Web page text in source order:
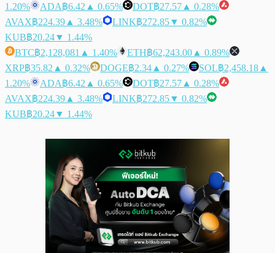
1.20%
ADA฿6.42 ▲ 0.65% DOT฿27.57 ▲ 0.28%
AVAX฿224.39 ▲ 3.48% LINK฿272.85▼ 0.82%
KUB฿20.24▼ 1.44%
BTC฿2,128,081 ▲ 1.40% ETH฿62,243.00 ▲ 0.89%
XRP฿35.82 ▲ 0.32% DOGE฿2.34 ▲ 0.27% SOL฿2,458.18 ▲
1.20%
ADA฿6.42 ▲ 0.65% DOT฿27.57 ▲ 0.28%
AVAX฿224.39 ▲ 3.48% LINK฿272.85▼ 0.82%
KUB฿20.24▼ 1.44%